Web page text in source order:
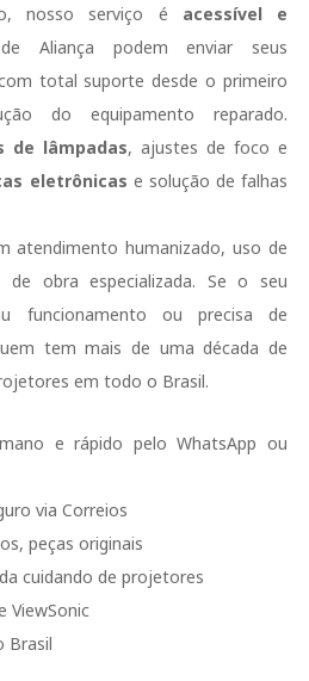
nosso serviço é acessível e
Aliança podem enviar seus
total suporte desde o primeiro
do equipamento reparado.
de lâmpadas, ajustes de foco e
eletrônicas e solução de falhas
atendimento humanizado, uso de
obra especializada. Se o seu
funcionamento ou precisa de
tem mais de uma década de
em todo o Brasil.
e rápido pelo WhatsApp ou
via Correios
peças originais
cuidando de projetores
ViewSonic
Brasil